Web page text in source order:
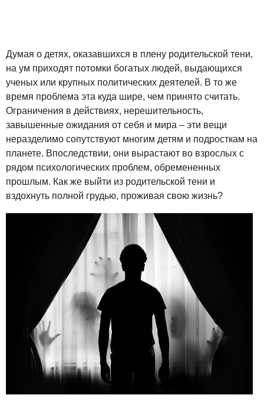
Думая о детях, оказавшихся в плену родительской тени,
на ум приходят потомки богатых людей, выдающихся
ученых или крупных политических деятелей. В то же
время проблема эта куда шире, чем принято считать.
Ограничения в действиях, нерешительность,
завышенные ожидания от себя и мира – эти вещи
неразделимо сопутствуют многим детям и подросткам на
планете. Впоследствии, они вырастают во взрослых с
рядом психологических проблем, обремененных
прошлым. Как же выйти из родительской тени и
вздохнуть полной грудью, проживая свою жизнь?